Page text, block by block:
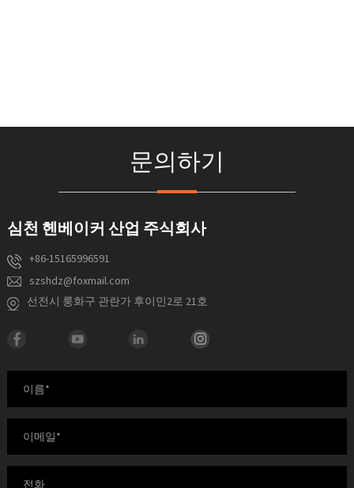
문의하기
심천 헨베이커 산업 주식회사
+86-15165996591
szshdz@foxmail.com
선전시 룽화구 관란가 후이민2로 21호